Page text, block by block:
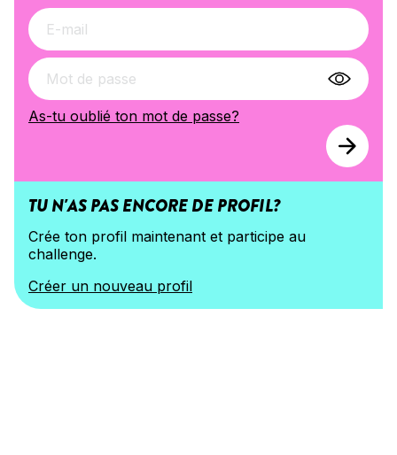
As-tu oublié ton mot de passe?
TU N'AS PAS ENCORE DE PROFIL?
Crée ton profil maintenant et participe au
challenge.
Créer un nouveau profil